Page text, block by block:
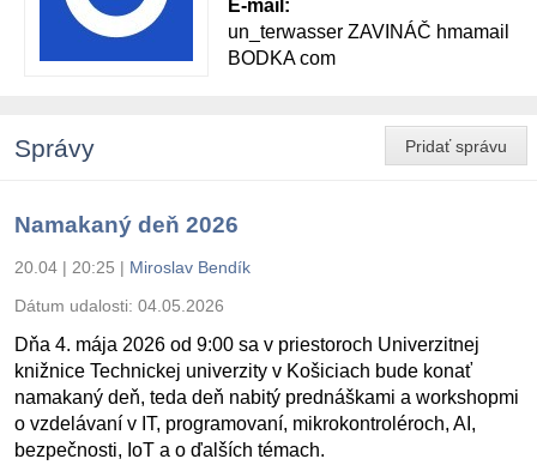
E-mail:
un_terwasser ZAVINÁČ hmamail
BODKA com
Pridať správu
Správy
Namakaný deň 2026
20.04 | 20:25 | Miroslav Bendík
Dátum udalosti: 04.05.2026
Dňa 4. mája 2026 od 9:00 sa v priestoroch Univerzitnej
knižnice Technickej univerzity v Košiciach bude konať
namakaný deň, teda deň nabitý prednáškami a workshopmi
o vzdelávaní v IT, programovaní, mikrokontroléroch, AI,
bezpečnosti, IoT a o ďalších témach.